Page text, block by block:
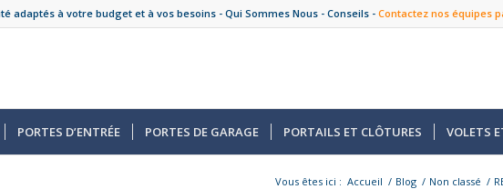
adaptés à votre budget et à vos besoins - Qui Sommes Nous - Conseils - Contactez nos équipes
PORTES D’ENTRÉE PORTES DE GARAGE PORTAILS ET CLÔTURES VOLETS
Vous êtes ici : Accueil / Blog / Non classé /